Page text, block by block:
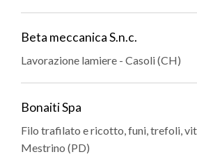
Beta meccanica S.n.c.
Lavorazione lamiere - Casoli (CH)
Bonaiti Spa
Filo trafilato e ricotto, funi, trefoli,
Mestrino (PD)